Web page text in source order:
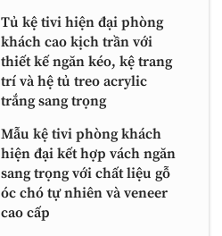
Tủ kệ tivi hiện đại phòng
khách cao kịch trần với
thiết kế ngăn kéo, kệ trang
trí và hệ tủ treo acrylic
trắng sang trọng
Mẫu kệ tivi phòng khách
hiện đại kết hợp vách ngăn
sang trọng với chất liệu gỗ
óc chó tự nhiên và veneer
cao cấp